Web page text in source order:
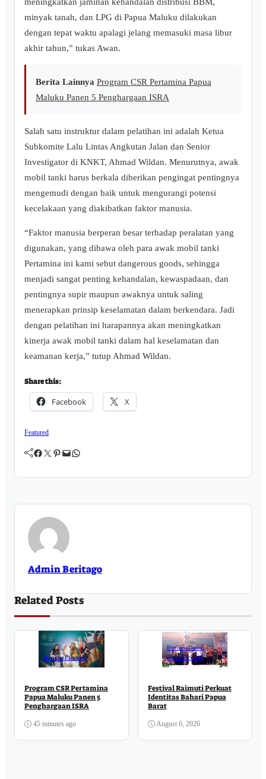
minyak tanah, dan LPG di Papua Maluku dilakukan
dengan tepat waktu apalagi jelang memasuki masa libur
akhir tahun,” tukas Awan.
Berita Lainnya Program CSR Pertamina Papua
Maluku Panen 5 Penghargaan ISRA
Salah satu instruktur dalam pelatihan ini adalah Ketua
Subkomite Lalu Lintas Angkutan Jalan dan Senior
Investigator di KNKT, Ahmad Wildan. Menurutnya, awak
mobil tanki harus berkala diberikan pengingat pentingnya
mengemudi dengan baik untuk mengurangi potensi
kecelakaan yang diakibatkan faktor manusia.
“Faktor manusia berperan besar terhadap peralatan yang
digunakan, yang dibawa oleh para awak mobil tanki
Pertamina ini kami sebut dangerous goods, sehingga
menjadi sangat penting kehandalan, kewaspadaan, dan
pentingnya supir maupun awaknya untuk saling
menerapkan prinsip keselamatan dalam berkendara. Jadi
dengan pelatihan ini harapannya akan meningkatkan
kinerja awak mobil tanki dalam hal keselamatan dan
keamanan kerja,” tutup Ahmad Wildan.
Share this:
Facebook X
Featured
Facebook Twitter Pinterest Mail WhatsApp
Admin Beritago
Related Posts
BusinessEkonomi
Program CSR Pertamina
Papua Maluku Panen 5
Penghargaan ISRA
45 minutes ago
BusinessDaerah
EkonomiSosial
Festival Raimuti Perkuat
Identitas Bahari Papua
Barat
August 6, 2026